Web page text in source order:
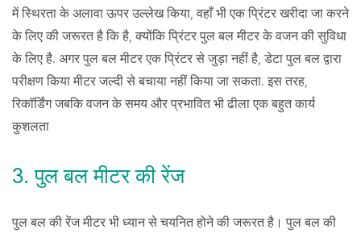
में स्थिरता के अलावा ऊपर उल्लेख किया, वहाँ भी एक प्रिंटर खरीदा जा करने
के लिए की जरूरत है कि है, क्योंकि प्रिंटर पुल बल मीटर के वजन की सुविधा
के लिए है. अगर पुल बल मीटर एक प्रिंटर से जुड़ा नहीं है, डेटा पुल बल द्वारा
परीक्षण किया मीटर जल्दी से बचाया नहीं किया जा सकता. इस तरह,
रिकॉर्डिंग जबकि वजन के समय और प्रभावित भी ढीला एक बहुत कार्य
कुशलता
3. पुल बल मीटर की रेंज
पुल बल की रेंज मीटर भी ध्यान से चयनित होने की जरूरत है। पुल बल की